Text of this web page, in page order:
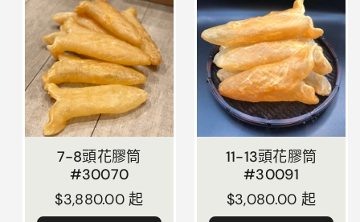
7-8頭花膠筒
#30070
正常價格
$3,880.00 起
11-13頭花膠筒
#30091
正常價格
$3,080.00 起